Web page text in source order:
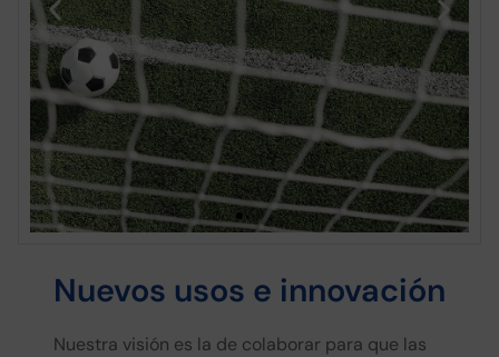
Nuevos usos e innovación​
Nuestra visión es la de colaborar para que las